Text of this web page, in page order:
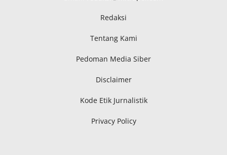
Redaksi
Tentang Kami
Pedoman Media Siber
Disclaimer
Kode Etik Jurnalistik
Privacy Policy